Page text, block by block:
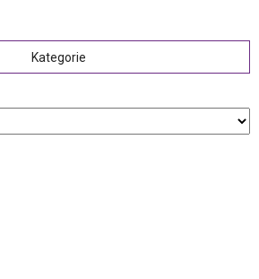
Kategorie